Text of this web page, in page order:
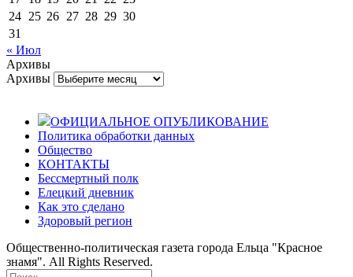
24 25 26 27 28 29 30
31
« Июл
Архивы
Архивы
ОФИЦИАЛЬНОЕ ОПУБЛИКОВАНИЕ
Политика обработки данных
Общество
КОНТАКТЫ
Бессмертный полк
Елецкий дневник
Как это сделано
Здоровый регион
Общественно-политическая газета города Ельца "Красное
знамя". All Rights Reserved.